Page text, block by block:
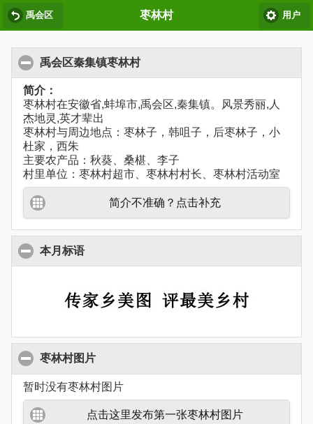
禹会区 枣林村 用户
禹会区秦集镇枣林村
简介：
枣林村在安徽省,蚌埠市,禹会区,秦集镇。风景秀丽,人
杰地灵,英才辈出
枣林村与周边地点：枣林子，韩咀子，后枣林子，小
杜家，西朱
主要农产品：秋葵、桑椹、李子
村里单位：枣林村超市、枣林村村长、枣林村活动室
简介不准确？点击补充
本月标语
枣林村图片
暂时没有枣林村图片
点击这里发布第一张枣林村图片